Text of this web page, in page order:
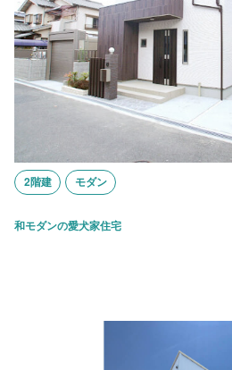
2階建 モダン
和モダンの愛犬家住宅